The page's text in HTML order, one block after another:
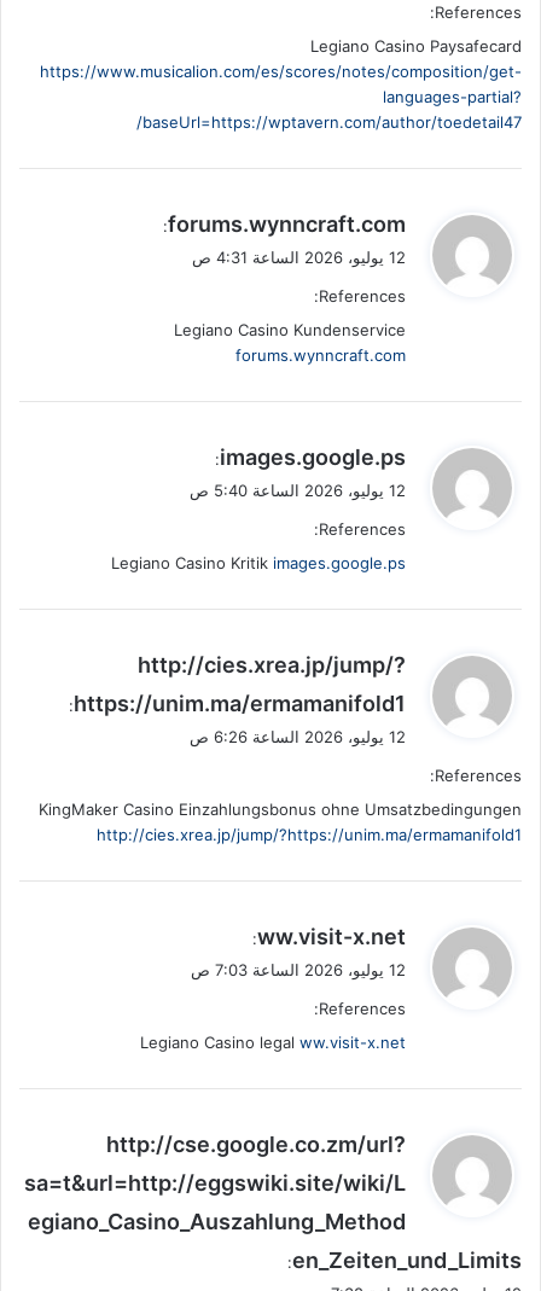
References:
Legiano Casino Paysafecard
https://www.musicalion.com/es/scores/notes/composition/get-
languages-partial?
baseUrl=https://wptavern.com/author/toedetail47/
ي
ل
forums.wynncraft.com
:
12 يوليو، 2026 الساعة 4:31 ص
References:
Legiano Casino Kundenservice
forums.wynncraft.com
ي
ل
images.google.ps
:
12 يوليو، 2026 الساعة 5:40 ص
References:
Legiano Casino Kritik images.google.ps
ي
و
ل
http://cies.xrea.jp/jump/?
https://unim.ma/ermamanifold1
:
12 يوليو، 2026 الساعة 6:26 ص
References:
KingMaker Casino Einzahlungsbonus ohne Umsatzbedingungen
http://cies.xrea.jp/jump/?https://unim.ma/ermamanifold1
ي
ل
ww.visit-x.net
:
12 يوليو، 2026 الساعة 7:03 ص
References:
Legiano Casino legal ww.visit-x.net
ي
و
ل
http://cse.google.co.zm/url?
sa=t&url=http://eggswiki.site/wiki/L
egiano_Casino_Auszahlung_Method
en_Zeiten_und_Limits
: